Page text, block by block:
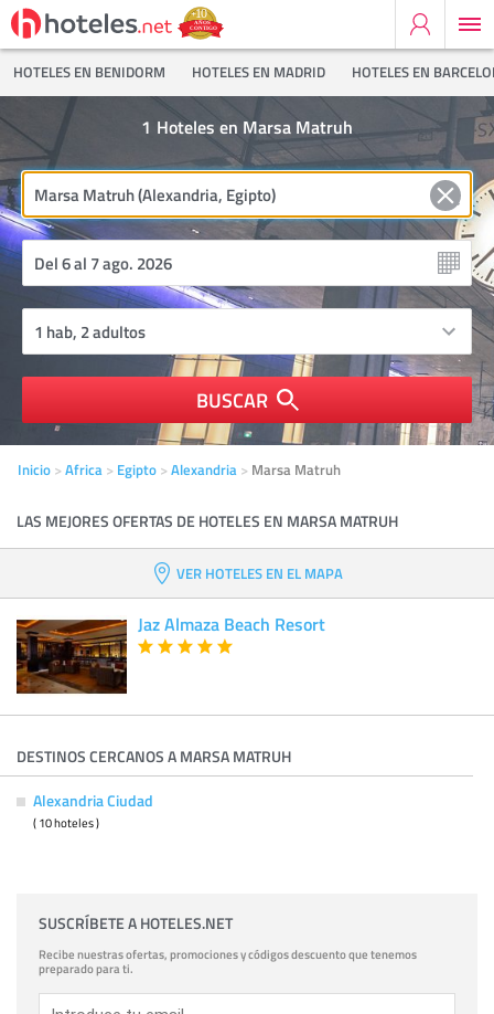
HOTELES EN BENIDORM HOTELES EN MADRID HOTELES EN
Hoteles en Marsa Matruh
1
BUSCAR
Inicio Africa Egipto Alexandria Marsa Matruh
LAS MEJORES OFERTAS DE HOTELES EN MARSA MATRUH
VER HOTELES EN EL MAPA
Jaz Almaza Beach Resort
DESTINOS CERCANOS A MARSA MATRUH
Alexandria Ciudad
( 10 hoteles )
SUSCRÍBETE A HOTELES.NET
Recibe nuestras ofertas, promociones y códigos descuento que tenemos
preparado para ti.